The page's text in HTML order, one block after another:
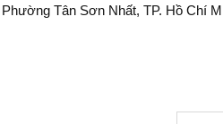
Tân Sơn Nhất, TP. Hồ Chí